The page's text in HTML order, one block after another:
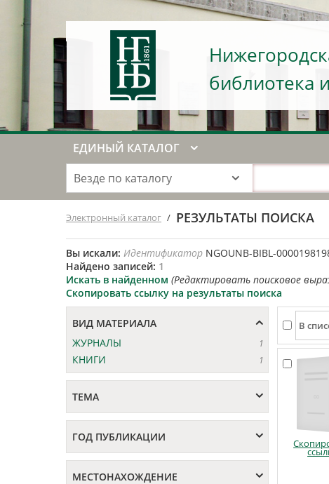
библиотека
ЕДИНЫЙ КАТАЛОГ
Везде по каталогу
Электронный каталог / РЕЗУЛЬТАТЫ ПОИСКА
Вы искали: Идентификатор NGOUNB-BIBL-
Найдено записей: 1
Искать в найденном (Редактировать поисковое
Скопировать ссылку на результаты поиска
ВИД МАТЕРИАЛА
ЖУРНАЛЫ
1
КНИГИ 1
ТЕМА
ГОД ПУБЛИКАЦИИ
МЕСТОНАХОЖДЕНИЕ